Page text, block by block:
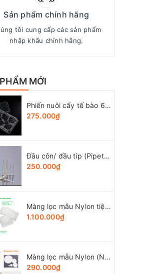
Sản phẩm chính hãng
tôi cung cấp các sản phẩm
nhập khẩu chính hãng.
MỚI
Phiến nuôi cấy tế bào 6 giếng, tiệt trùng 1 cái/túi (Cell Culture Plates), mã 07-6006, Biologix-USA
275.000₫
Đầu côn/ đầu típ (Pipette tips), 10-1250ul, túi 1000 cái, hãng LabSelect
250.000₫
Màng lọc mẫu Nylon tiệt trùng (Ny) đk 47mm/0.22µm-0.45µm, 4x25 chiếc/hộp, hãng Biosharp
1.100.000₫
Màng lọc mẫu Nylon (Ny) đk 13-50mm/0.22µm-0.45µm, 4x25 chiếc/hộp, hãng Biosharp
290.000₫